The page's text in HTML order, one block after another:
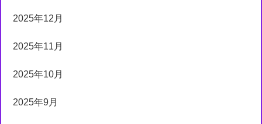
2025年12月
2025年11月
2025年10月
2025年9月